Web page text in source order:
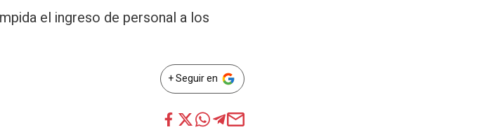
el ingreso de personal a los
+ Seguir en